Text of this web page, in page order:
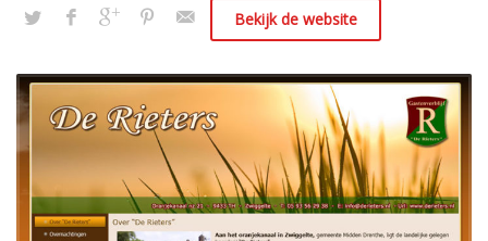
Bekijk de website